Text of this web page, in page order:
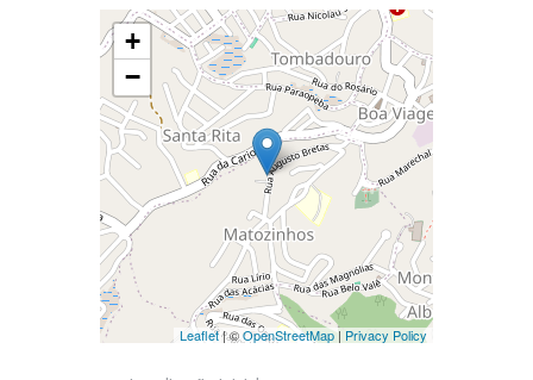
+
−
Leaflet| ©OpenStreetMap | Privacy Policy